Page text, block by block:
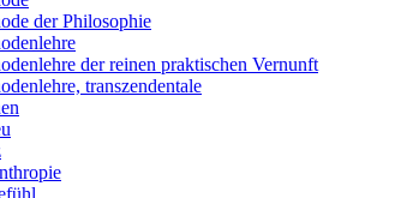
der Philosophie
der reinen praktischen Vernunft
transzendentale